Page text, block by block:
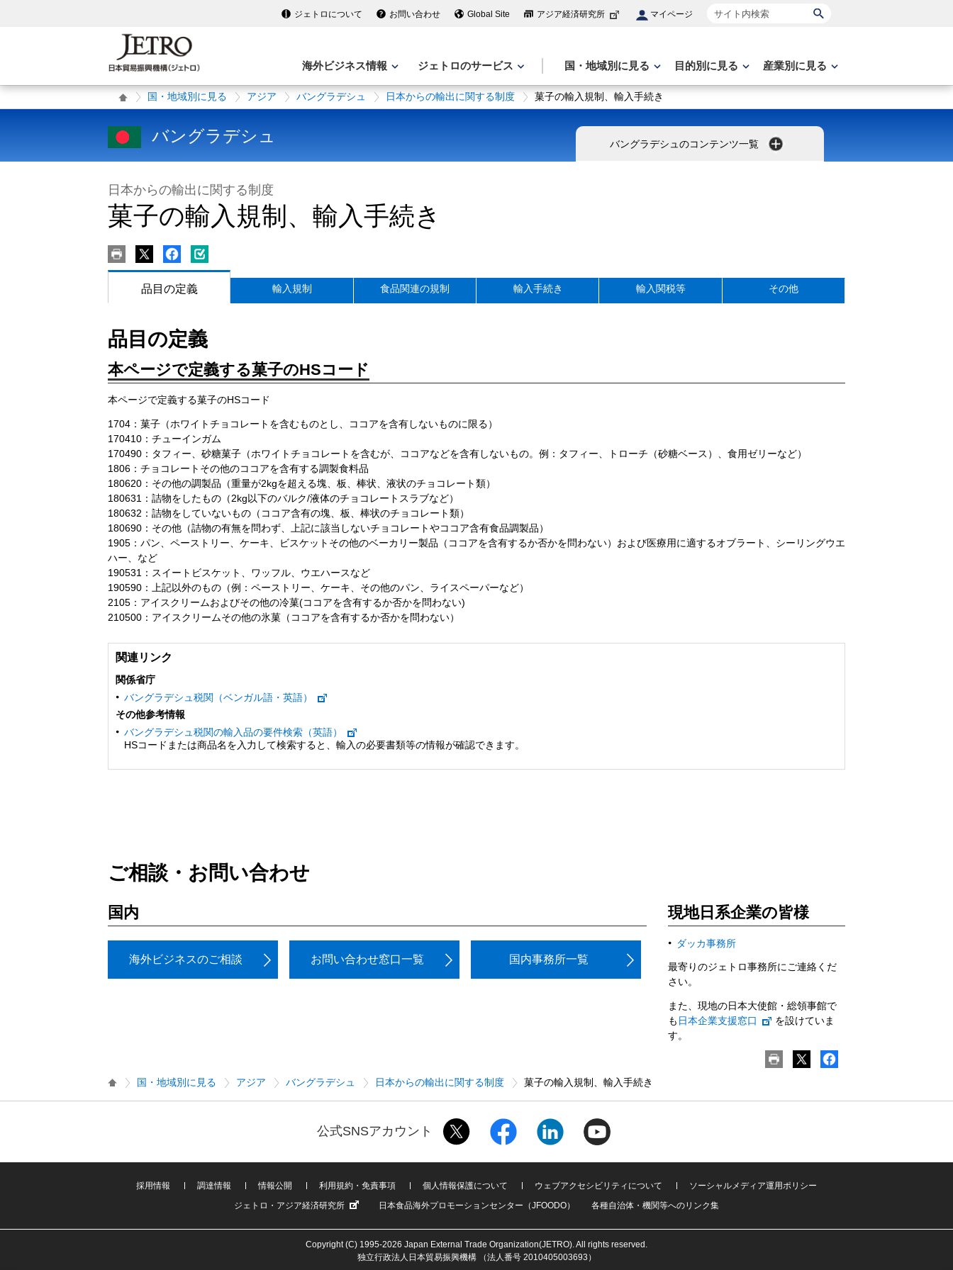
ジェトロについて お問い合わせ Global Site アジア経済研究所 マイページ サイト内検索
海外ビジネス情報 ジェトロのサービス 国・地域別に見る 目的別に見る 産業別に見る
国・地域別に見る アジア バングラデシュ 日本からの輸出に関する制度 菓子の輸入規制、輸入手続き
バングラデシュ バングラデシュのコンテンツ一覧
日本からの輸出に関する制度
菓子の輸入規制、輸入手続き
品目の定義 輸入規制 食品関連の規制 輸入手続き 輸入関税等 その他
品目の定義
本ページで定義する菓子のHSコード
本ページで定義する菓子のHSコード
1704：菓子（ホワイトチョコレートを含むものとし、ココアを含有しないものに限る）
170410：チューインガム
170490：タフィー、砂糖菓子（ホワイトチョコレートを含むが、ココアなどを含有しないもの。例：タフィー、トローチ（砂糖ベース）、食用ゼリーなど）
1806：チョコレートその他のココアを含有する調製食料品
180620：その他の調製品（重量が2kgを超える塊、板、棒状、液状のチョコレート類）
180631：詰物をしたもの（2kg以下のバルク/液体のチョコレートスラブなど）
180632：詰物をしていないもの（ココア含有の塊、板、棒状のチョコレート類）
180690：その他（詰物の有無を問わず、上記に該当しないチョコレートやココア含有食品調製品）
1905：パン、ペーストリー、ケーキ、ビスケットその他のベーカリー製品（ココアを含有するか否かを問わない）および医療用に適するオブラート、シーリングウエ
ハー、など
190531：スイートビスケット、ワッフル、ウエハースなど
190590：上記以外のもの（例：ペーストリー、ケーキ、その他のパン、ライスペーパーなど）
2105：アイスクリームおよびその他の冷菓(ココアを含有するか否かを問わない)
210500：アイスクリームその他の氷菓（ココアを含有するか否かを問わない）
関連リンク
関係省庁
バングラデシュ税関（ベンガル語・英語）
その他参考情報
バングラデシュ税関の輸入品の要件検索（英語）
HSコードまたは商品名を入力して検索すると、輸入の必要書類等の情報が確認できます。
ご相談・お問い合わせ
国内
海外ビジネスのご相談 お問い合わせ窓口一覧 国内事務所一覧
現地日系企業の皆様
ダッカ事務所
最寄りのジェトロ事務所にご連絡くだ
さい。
また、現地の日本大使館・総領事館で
も 日本企業支援窓口
を設けていま
す。
国・地域別に見る アジア バングラデシュ 日本からの輸出に関する制度 菓子の輸入規制、輸入手続き
公式SNSアカウント
採用情報 調達情報 情報公開 利用規約・免責事項 個人情報保護について ウェブアクセシビリティについて
ソーシャルメディア運用ポリシー
ジェトロ・アジア経済研究所
日本食品海外プロモーションセンター（JFOODO） 各種自治体・機関等へのリンク集
Copyright (C) 1995-2026 Japan External Trade Organization(JETRO). All rights reserved.
独立行政法人日本貿易振興機構 （法人番号 2010405003693）